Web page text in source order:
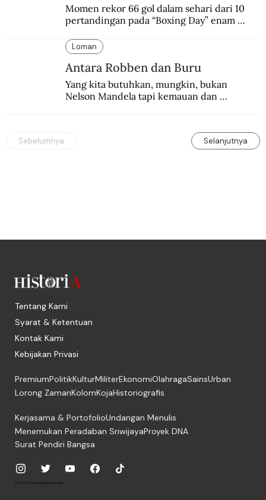
Momen rekor 66 gol dalam sehari dari 10
pertandingan pada “Boxing Day” enam
Manchester United 6-1.
Loman
Antara Robben dan Buru
Yang kita butuhkan, mungkin, bukan
Nelson Mandela tapi kemauan dan
Sebelumnya Selanjutnya
Tentang Kami
Syarat & Ketentuan
Kontak Kami
Kebijakan Privasi
PremiumPolitikKulturMiliterEkonomiOlahragaSainsUrban
Lorong ZamanKolomKojaHistoriografis
Kerjasama & PortofolioUndangan Menulis
Menemukan Peradaban SriwijayaProyek DNA
Surat Pendiri Bangsa
© 2026, PT. Media Digital Historia.